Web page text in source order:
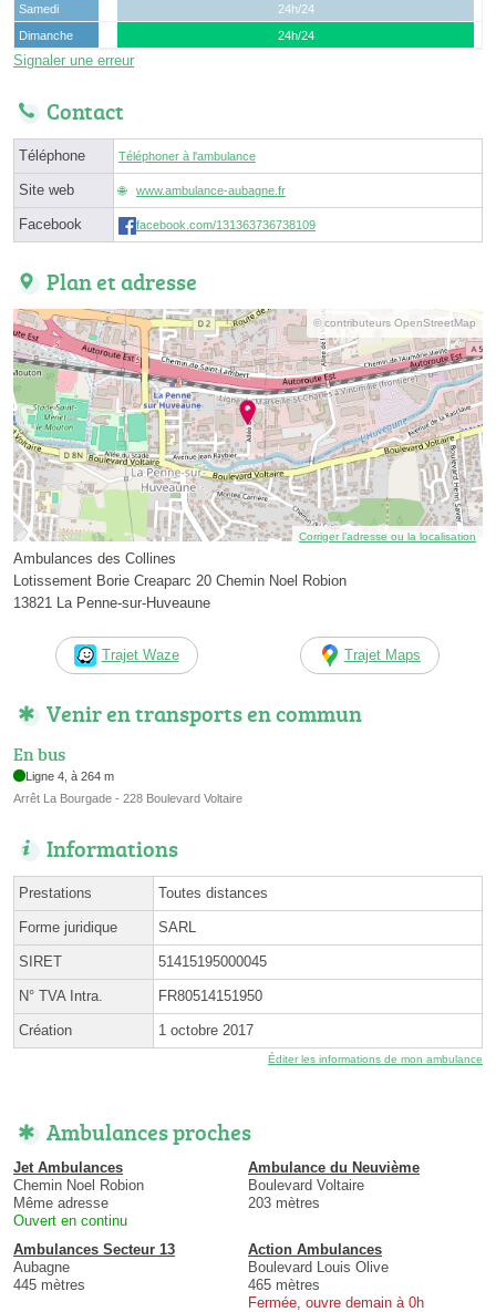
Samedi
24h/24
Dimanche
24h/24
Signaler une erreur
Contact
Téléphone Téléphoner à l'ambulance
Site web www.ambulance-aubagne.fr
Facebook facebook.com/131363736738109
Plan et adresse
© contributeurs OpenStreetMap
Corriger l’adresse ou la localisation
Ambulances des Collines
Lotissement Borie Creaparc 20 Chemin Noel Robion
13821 La Penne-sur-Huveaune
Trajet Waze Trajet Maps
Venir en transports en commun
En bus
Ligne 4, à 264 m
Arrêt La Bourgade - 228 Boulevard Voltaire
Informations
Prestations Toutes distances
Forme juridique SARL
SIRET 51415195000045
N° TVA Intra. FR80514151950
Création 1 octobre 2017
Éditer les informations de mon ambulance
Ambulances proches
Jet Ambulances
Chemin Noel Robion
Même adresse
Ouvert en continu
Ambulance du Neuvième
Boulevard Voltaire
203 mètres
Ambulances Secteur 13
Aubagne
445 mètres
Action Ambulances
Boulevard Louis Olive
465 mètres
Fermée, ouvre demain à 0h